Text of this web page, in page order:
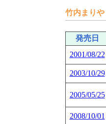
竹内まりや
発売日
2001/08/22
2003/10/29
2005/05/25
2008/10/01